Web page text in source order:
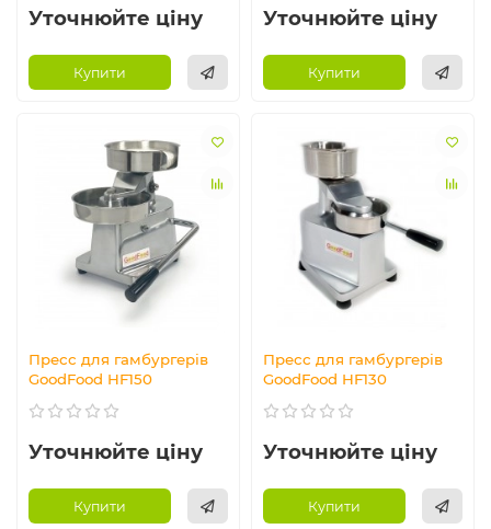
Уточнюйте ціну
Купити
Уточнюйте ціну
Купити
Пресс для гамбургерів
GoodFood HF150
Уточнюйте ціну
Купити
Пресс для гамбургерів
GoodFood HF130
Уточнюйте ціну
Купити